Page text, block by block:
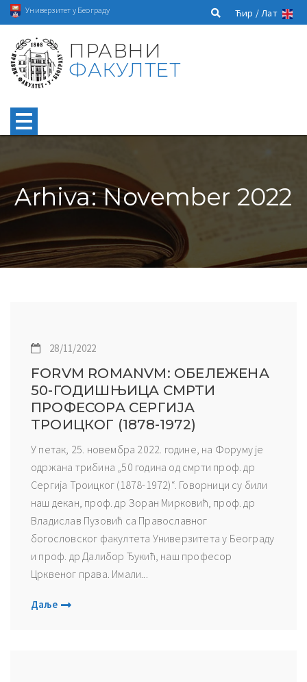
Универзитет у Београду Ћир /Лат
ПРАВНИ
ФАКУЛТЕТ
Arhiva: November 2022
28/11/2022
FORVM ROMANVM: ОБЕЛЕЖЕНА
50-ГОДИШЊИЦА СМРТИ
ПРОФЕСОРА СЕРГИЈА
ТРОИЦКОГ (1878-1972)
У петак, 25. новембра 2022. године, на Форуму је
одржана трибина „50 година од смрти проф. др
Сергија Троицког (1878-1972)“. Говорници су били
наш декан, проф. др Зоран Мирковић, проф. др
Владислав Пузовић са Православног
богословског факултета Универзитета у Београду
и проф. др Далибор Ђукић, наш професор
Црквеног права. Имали...
Даље